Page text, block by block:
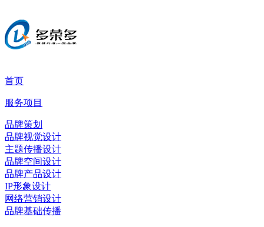
首页
服务项目
品牌策划
品牌视觉设计
主题传播设计
品牌空间设计
品牌产品设计
IP形象设计
网络营销设计
品牌基础传播